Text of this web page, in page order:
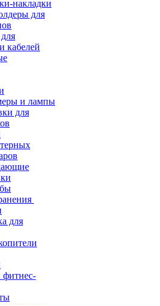
накладки
для
кабелей
и лампы
для
для
фитнес-